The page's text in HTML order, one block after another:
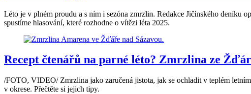
Léto je v plném proudu a s ním i sezóna zmrzlin. Redakce Jičínského deníku
spustíme hlasování, které rozhodne o vítězi léta 2025.
Recept čtenářů na parné léto? Zmrzlina ze
/FOTO, VIDEO/ Zmrzlina jako zaručená jistota, jak se ochladit v teplém
v okrese. Přečtěte si jejich tipy.